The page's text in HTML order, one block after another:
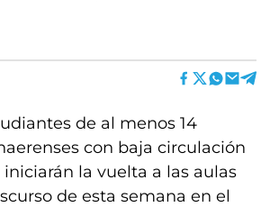
de al menos 14
con baja circulación
la vuelta a las aulas
de esta semana en el